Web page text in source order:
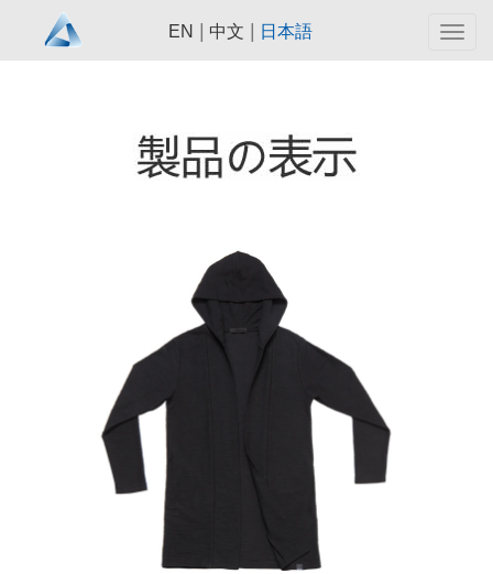
EN 中文 日本語